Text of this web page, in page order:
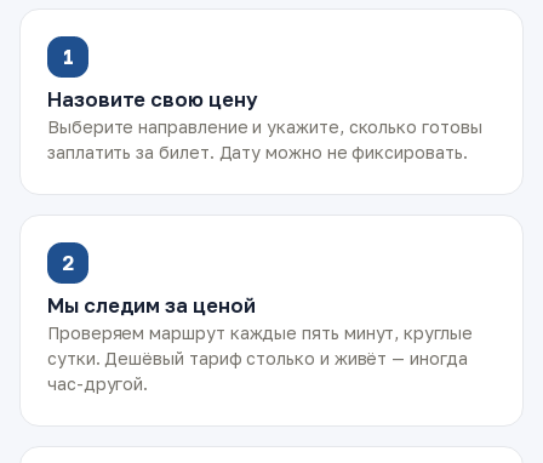
1
Назовите свою цену
Выберите направление и укажите, сколько готовы
заплатить за билет. Дату можно не фиксировать.
2
Мы следим за ценой
Проверяем маршрут каждые пять минут, круглые
сутки. Дешёвый тариф столько и живёт — иногда
час-другой.